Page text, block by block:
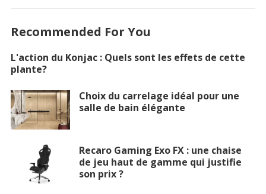
Recommended For You
L'action du Konjac : Quels sont les effets de cette
plante?
Choix du carrelage idéal pour une
salle de bain élégante
Recaro Gaming Exo FX : une chaise
de jeu haut de gamme qui justifie
son prix ?